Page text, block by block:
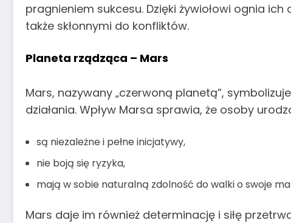
pragnieniem sukcesu. Dzięki żywiołowi ognia
także skłonnymi do konfliktów.
Planeta rządząca – Mars
Mars, nazywany „czerwoną planetą”,
działania. Wpływ Marsa sprawia, że osoby
są niezależne i pełne inicjatywy,
nie boją się ryzyka,
mają w sobie naturalną zdolność do walki o swoje
Mars daje im również determinację i siłę